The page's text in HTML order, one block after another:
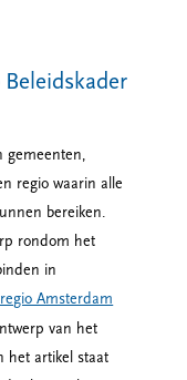
gemeenten,
regio waarin alle
bereiken.
rondom het
in
Amsterdam
van het
het artikel staat